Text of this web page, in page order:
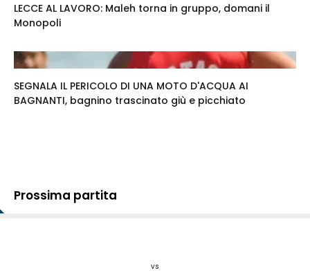
LECCE AL LAVORO: Maleh torna in gruppo, domani il
Monopoli
SEGNALA IL PERICOLO DI UNA MOTO D'ACQUA AI
BAGNANTI, bagnino trascinato giù e picchiato
Prossima partita
vs